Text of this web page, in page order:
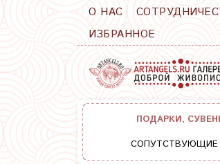
О НАС
ИЗБРАННОЕ
ПОДАРКИ,
СОПУТСТВУЮЩИЕ